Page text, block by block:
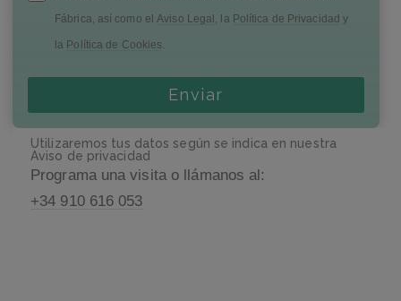
Fábrica, así como elAviso Legal , la Política de Privacidad y
la Política de Cookies.
Enviar
Utilizaremos tus datos según se indica en nuestra
Aviso de privacidad
Programa una visita o llámanos al:
+34 910 616 053